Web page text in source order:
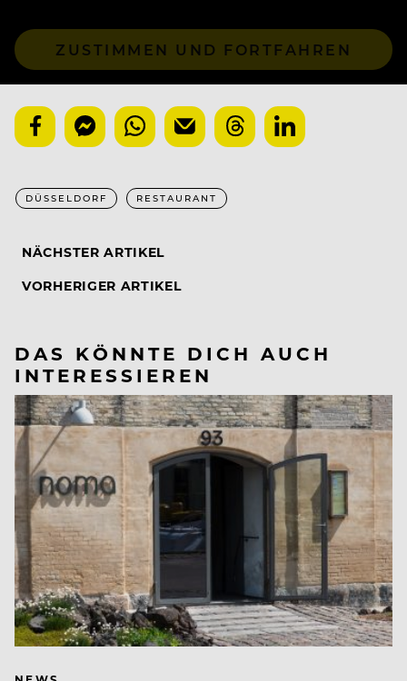
ZUSTIMMEN UND FORTFAHREN
DÜSSELDORF RESTAURANT
NÄCHSTER ARTIKEL
VORHERIGER ARTIKEL
DAS KÖNNTE DICH AUCH
INTERESSIEREN